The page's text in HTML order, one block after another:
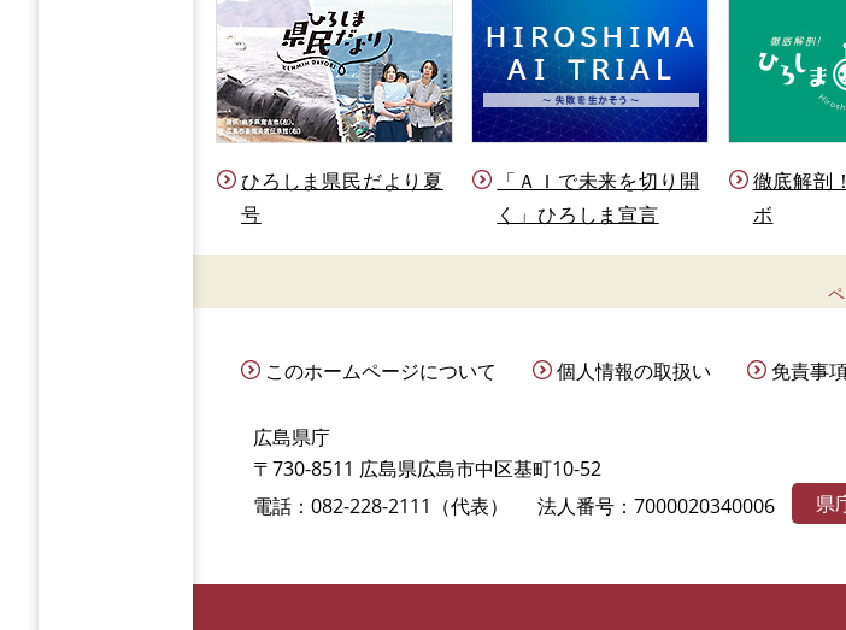
ひろしま県民だより夏
号
「ＡＩで未来を切り開
く」ひろしま宣言
徹底解剖
ボ
このホームページについて 個人情報の取扱い 免責事
広島県庁
〒730-8511 広島県広島市中区基町10-52
電話：082-228-2111（代表）
法人番号：7000020340006 県